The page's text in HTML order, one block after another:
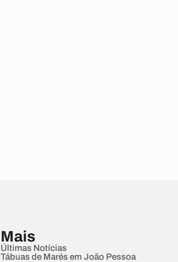
Mais
Últimas Notícias
Tábuas de Marés em João Pessoa